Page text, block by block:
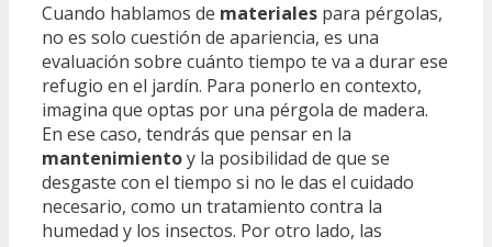
Cuando hablamos de materiales para pérgolas,
no es solo cuestión de apariencia, es una
evaluación sobre cuánto tiempo te va a durar ese
refugio en el jardín. Para ponerlo en contexto,
imagina que optas por una pérgola de madera.
En ese caso, tendrás que pensar en la
mantenimientoy la posibilidad de que se
desgaste con el tiempo si no le das el cuidado
necesario, como un tratamiento contra la
humedad y los insectos. Por otro lado, las